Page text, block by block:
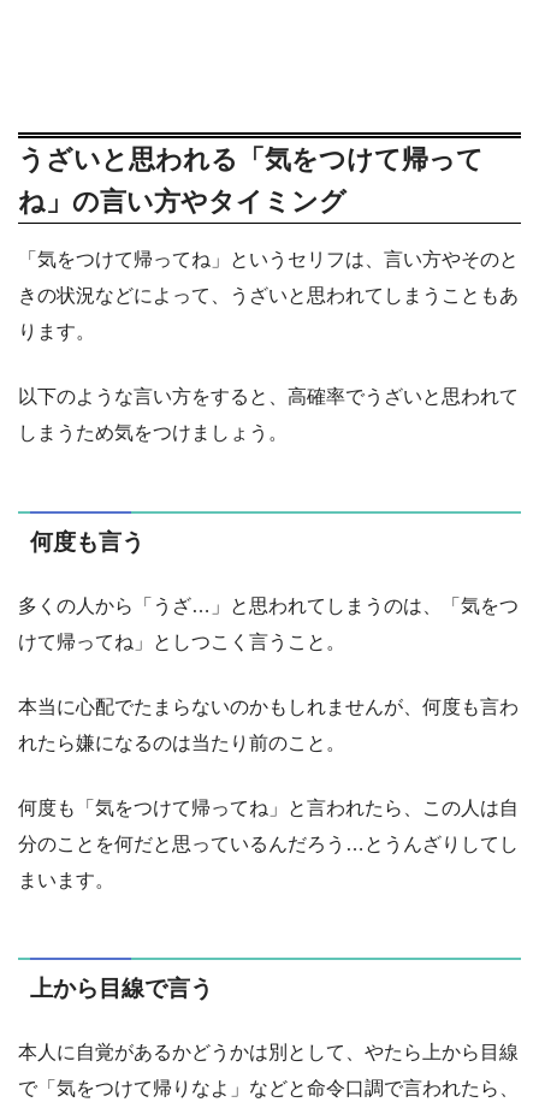
うざいと思われる「気をつけて帰って
ね」の言い方やタイミング
「気をつけて帰ってね」というセリフは、言い方やそのと
きの状況などによって、うざいと思われてしまうこともあ
ります。
以下のような言い方をすると、高確率でうざいと思われて
しまうため気をつけましょう。
何度も言う
多くの人から「うざ…」と思われてしまうのは、「気をつ
けて帰ってね」としつこく言うこと。
本当に心配でたまらないのかもしれませんが、何度も言わ
れたら嫌になるのは当たり前のこと。
何度も「気をつけて帰ってね」と言われたら、この人は自
分のことを何だと思っているんだろう…とうんざりしてし
まいます。
上から目線で言う
本人に自覚があるかどうかは別として、やたら上から目線
で「気をつけて帰りなよ」などと命令口調で言われたら、